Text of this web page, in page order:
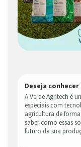
Deseja
A Verde Agritech é
especiais com
agricultura de
saber como essas
futuro da sua